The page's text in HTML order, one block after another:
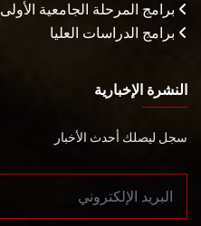
برامج المرحلة الجامعية الأولى
برامج الدراسات العليا
النشرة الإخبارية
سجل ليصلك أحدث الأخبار